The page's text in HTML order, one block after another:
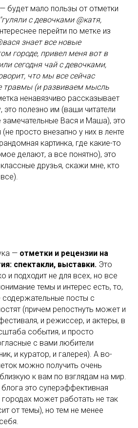
будет мало пользы от отметки
"гуляли с девочками @катя,
перейти по метке из
знает все новые
городе, привел меня вот в
сегодня чай с девочками,
что мы все сейчас
травмы (и развиваем мысль
ненавязчиво рассказывает
полезно им (ваши читатели
замечательные Вася и Маша), это
просто внезапно у них в ленте
картинка, где какие-то
делают, а все понятно), это
друзья, скажи мне, кто
— отметки и рецензии на
спектакли, выставки. Это
и подходит не для всех, но все
темы и интерес есть, то,
содержательные посты с
(причем репостнуть может и
и режиссер, и актеры, в
события, и просто
с вами любители
и куратор, и галерея). А во-
можно получить очень
к вам по взглядам на мир.
это суперэффективная
может работать не так
от темы), но тем не менее